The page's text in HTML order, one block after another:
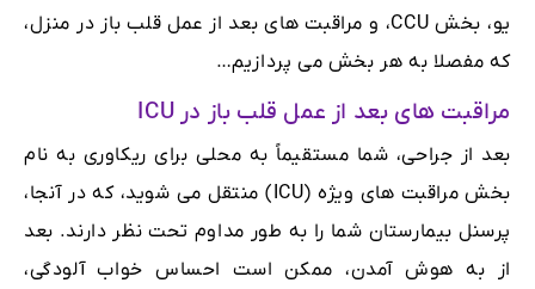
یو، بخش CCU، و مراقبت های بعد از عمل قلب باز در منزل،
که مفصلا به هر بخش می پردازیم…
مراقبت های بعد از عمل قلب باز در ICU
بعد از جراحی، شما مستقیماً به محلی برای ریکاوری به نام
بخش مراقبت های ویژه (ICU) منتقل می شوید، که در آنجا،
پرسنل بیمارستان شما را به طور مداوم تحت نظر دارند. بعد
از به هوش آمدن، ممکن است احساس خواب آلودگی،